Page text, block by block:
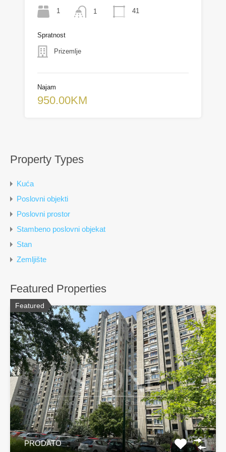
1 1 41
Spratnost
Prizemlje
Najam
950.00KM
Property Types
Kuća
Poslovni objekti
Poslovni prostor
Stambeno poslovni objekat
Stan
Zemljište
Featured Properties
Featured
PRODATO